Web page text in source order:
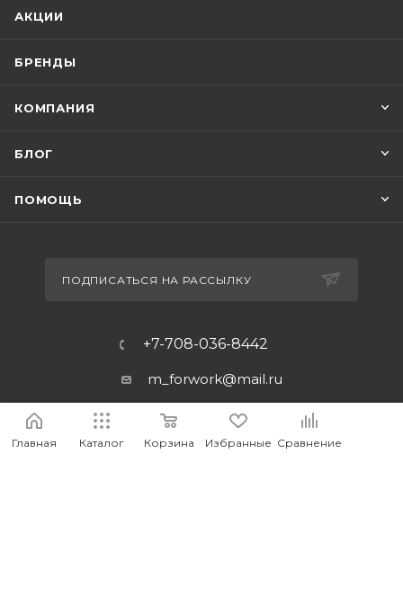
АКЦИИ
БРЕНДЫ
КОМПАНИЯ
БЛОГ
ПОМОЩЬ
ПОДПИСАТЬСЯ НА РАССЫЛКУ
+7-708-036-8442
m_forwork@mail.ru
г.Костанай, пр. Аль-Фараби 65
Главная Каталог Корзина Избранные Сравнение